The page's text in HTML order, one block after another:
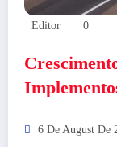
Editor 0
6 De August De